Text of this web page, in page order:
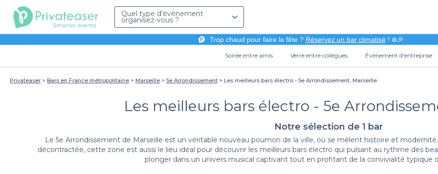
Quel type d'évènement
organisez-vous ?
Trop chaud pour faire la fête ? Réservez un bar climatisé! ❄️🎉
Soirée entre amis Verre entre collègues Évènement d'entreprise
Privateaser Bars en France métropolitaine Marseille 5e Arrondissement Les meilleurs bars électro - 5e Arrondissement, Marseille
Les meilleurs bars électro - 5e
Notre sélection de 1 bar
Le 5e Arrondissement de Marseille est un véritable nouveau poumon de la ville, où se mêlent histoire et
décontractée, cette zone est aussi le lieu idéal pour découvrir les meilleurs bars électro qui pulsant au rythme des
plonger dans un univers musical captivant tout en profitant de la convivialité typique